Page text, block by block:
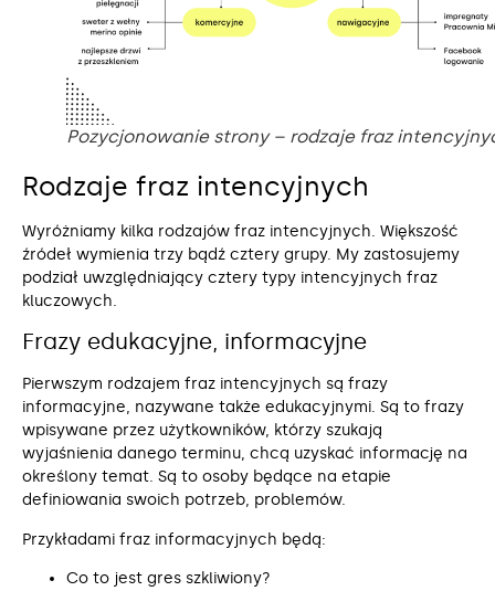
Pozycjonowanie strony – rodzaje fraz
Rodzaje fraz intencyjnych
Wyróżniamy kilka rodzajów fraz intencyjnych. Większość
źródeł wymienia trzy bądź cztery grupy. My zastosujemy
podział uwzględniający cztery typy intencyjnych fraz
kluczowych.
Frazy edukacyjne, informacyjne
Pierwszym rodzajem fraz intencyjnych są frazy
informacyjne, nazywane także edukacyjnymi. Są to frazy
wpisywane przez użytkowników, którzy szukają
wyjaśnienia danego terminu, chcą uzyskać informację na
określony temat. Są to osoby będące na etapie
definiowania swoich potrzeb, problemów.
Przykładami fraz informacyjnych będą:
Co to jest gres szkliwiony?